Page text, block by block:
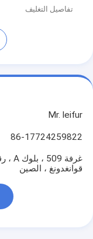
تفاصيل التغليف
Mr. leifur
86-17724259822
قوانغدونغ ، الصين